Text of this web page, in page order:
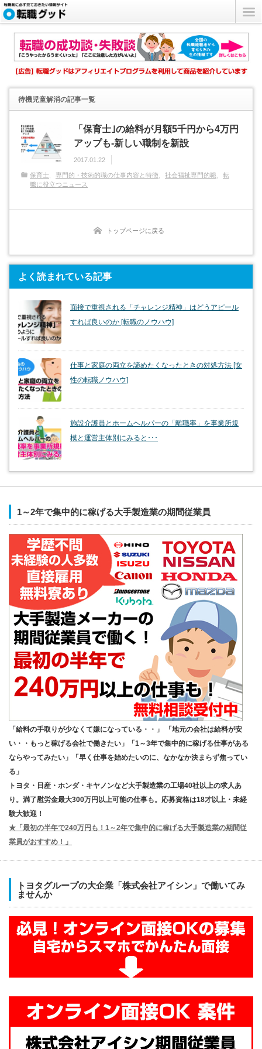
待機児童解消の記事一覧
「保育士｣の給料が月額5千円から4万円
アップも-新しい職制を新設
2017.01.22
保育士 専門的・技術的職の仕事内容と特徴 社会福祉専門的職
転
職に役立つニュース
トップページに戻る
よく読まれている記事
面接で重視される「チャレンジ精神」はどうアピール
すれば良いのか [転職のノウハウ]
仕事と家庭の両立を諦めたくなったときの対処方法 [女
性の転職ノウハウ]
施設介護員とホームヘルパーの「離職率」を事業所規
模と運営主体別にみると･･･
1～2年で集中的に稼げる大手製造業の期間従業員
「給料の手取りが少なくて嫌になっている・・」 「地元の会社は給料が安
い・・もっと稼げる会社で働きたい」「1～3年で集中的に稼げる仕事がある
ならやってみたい」「早く仕事を始めたいのに、なかなか決まらず焦ってい
る」
トヨタ・日産・ホンダ・キヤノンなど大手製造業の工場40社以上の求人あ
り。満了慰労金最大300万円以上可能の仕事も。応募資格は18才以上・未経
験大歓迎！
★「最初の半年で240万円も！1～2年で集中的に稼げる大手製造業の期間従
業員がおすすめ！」
トヨタグループの大企業「株式会社アイシン」で働いてみ
ませんか